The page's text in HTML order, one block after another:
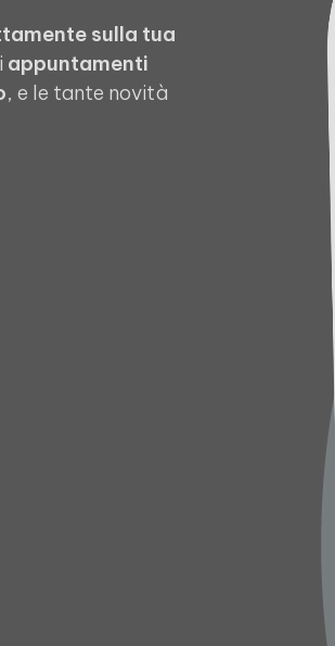
sulla tua
appuntamenti
, e le tante novità